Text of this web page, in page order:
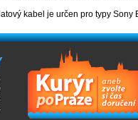
kabel je určen pro typy Sony